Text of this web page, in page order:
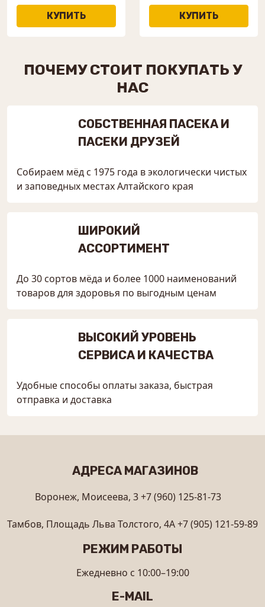
ПОЧЕМУ СТОИТ ПОКУПАТЬ У
НАС
СОБСТВЕННАЯ ПАСЕКА И
ПАСЕКИ ДРУЗЕЙ
Собираем мёд с 1975 года в экологически чистых
и заповедных местах Алтайского края
ШИРОКИЙ
АССОРТИМЕНТ
До 30 сортов мёда и более 1000 наименований
товаров для здоровья по выгодным ценам
ВЫСОКИЙ УРОВЕНЬ
СЕРВИСА И КАЧЕСТВА
Удобные способы оплаты заказа, быстрая
отправка и доставка
АДРЕСА МАГАЗИНОВ
Воронеж, Моисеева, 3+7 (960) 125-81-73
Тамбов, Площадь Льва Толстого, 4А+7 (905) 121-59-89
РЕЖИМ РАБОТЫ
Ежедневно с 10:00–19:00
E-MAIL